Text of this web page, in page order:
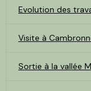
Evolution des
Visite à
Sortie à la vallée